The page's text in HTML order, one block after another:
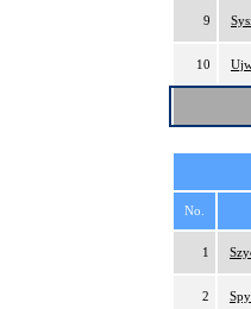
9
10
No.
1
2